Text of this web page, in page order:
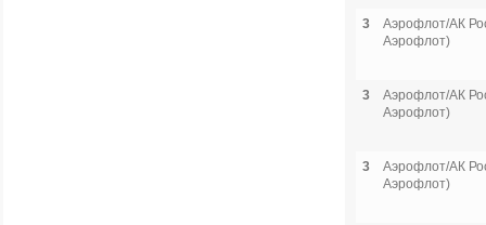
3
Аэрофлот/АК
Аэрофлот)
3
Аэрофлот/АК
Аэрофлот)
3
Аэрофлот/АК
Аэрофлот)